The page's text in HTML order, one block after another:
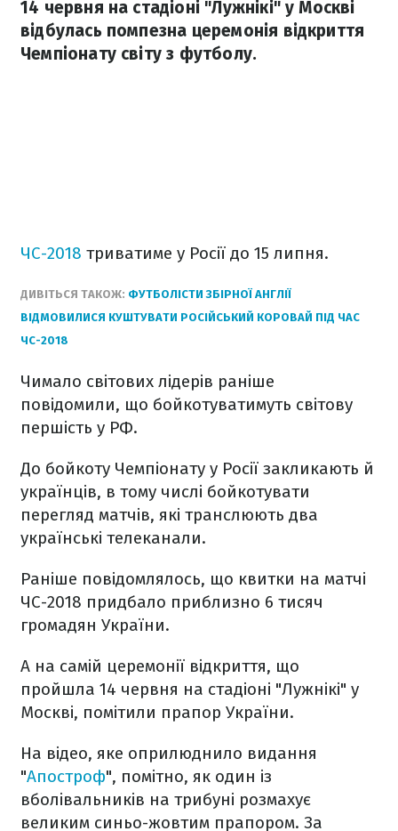
14 червня на стадіоні "Лужнікі" у Москві
відбулась помпезна церемонія відкриття
Чемпіонату світу з футболу.
ЧС-2018 триватиме у Росії до 15 липня.
ДИВІТЬСЯ ТАКОЖ: ФУТБОЛІСТИ ЗБІРНОЇ АНГЛІЇ
ВІДМОВИЛИСЯ КУШТУВАТИ РОСІЙСЬКИЙ КОРОВАЙ ПІД ЧАС
ЧС-2018
Чимало світових лідерів раніше
повідомили, що бойкотуватимуть світову
першість у РФ.
До бойкоту Чемпіонату у Росії закликають й
українців, в тому числі бойкотувати
перегляд матчів, які транслюють два
українські телеканали.
Раніше повідомлялось, що квитки на матчі
ЧС-2018 придбало приблизно 6 тисяч
громадян України.
А на самій церемонії відкриття, що
пройшла 14 червня на стадіоні "Лужнікі" у
Москві, помітили прапор України.
На відео, яке оприлюднило видання
"Апостроф", помітно, як один із
вболівальників на трибуні розмахує
великим синьо-жовтим прапором. За